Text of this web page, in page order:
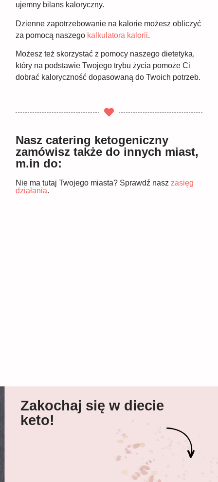
ujemny bilans kaloryczny.
Dzienne zapotrzebowanie na kalorie możesz obliczyć
za pomocą naszego kalkulatora kalorii.
Możesz też skorzystać z pomocy naszego dietetyka,
który na podstawie Twojego trybu życia pomoże Ci
dobrać kaloryczność dopasowaną do Twoich potrzeb.
Nasz catering ketogeniczny
zamówisz także do innych miast,
m.in do:
Nie ma tutaj Twojego miasta? Sprawdź nasz zasięg
działania.
Zakochaj się w diecie
keto!